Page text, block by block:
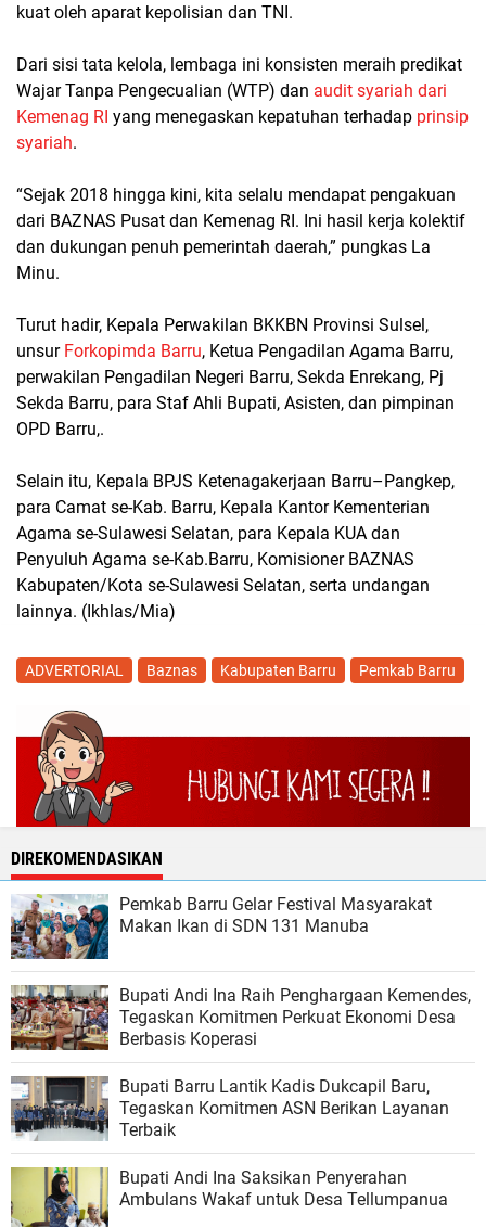
kuat oleh aparat kepolisian dan TNI.
Dari sisi tata kelola, lembaga ini konsisten meraih predikat
Wajar Tanpa Pengecualian (WTP) dan audit syariah dari
Kemenag RI yang menegaskan kepatuhan terhadap prinsip
syariah.
“Sejak 2018 hingga kini, kita selalu mendapat pengakuan
dari BAZNAS Pusat dan Kemenag RI. Ini hasil kerja kolektif
dan dukungan penuh pemerintah daerah,” pungkas La
Minu.
Turut hadir, Kepala Perwakilan BKKBN Provinsi Sulsel,
unsur Forkopimda Barru, Ketua Pengadilan Agama Barru,
perwakilan Pengadilan Negeri Barru, Sekda Enrekang, Pj
Sekda Barru, para Staf Ahli Bupati, Asisten, dan pimpinan
OPD Barru,.
Selain itu, Kepala BPJS Ketenagakerjaan Barru–Pangkep,
para Camat se-Kab. Barru, Kepala Kantor Kementerian
Agama se-Sulawesi Selatan, para Kepala KUA dan
Penyuluh Agama se-Kab.Barru, Komisioner BAZNAS
Kabupaten/Kota se-Sulawesi Selatan, serta undangan
lainnya. (Ikhlas/Mia)
ADVERTORIAL Baznas Kabupaten Barru Pemkab Barru
DIREKOMENDASIKAN
Pemkab Barru Gelar Festival Masyarakat
Makan Ikan di SDN 131 Manuba
Bupati Andi Ina Raih Penghargaan Kemendes,
Tegaskan Komitmen Perkuat Ekonomi Desa
Berbasis Koperasi
Bupati Barru Lantik Kadis Dukcapil Baru,
Tegaskan Komitmen ASN Berikan Layanan
Terbaik
Bupati Andi Ina Saksikan Penyerahan
Ambulans Wakaf untuk Desa Tellumpanua